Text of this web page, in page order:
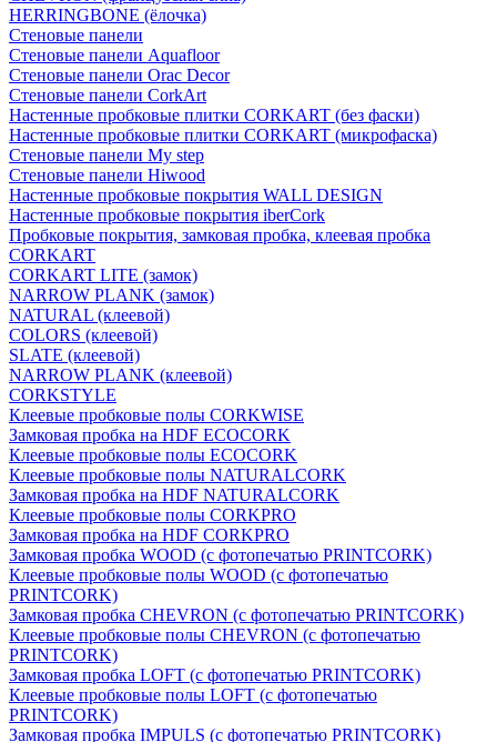
HERRINGBONE (ёлочка)
Стеновые панели
Стеновые панели Aquafloor
Стеновые панели Orac Decor
Стеновые панели CorkArt
Настенные пробковые плитки CORKART (без фаски)
Настенные пробковые плитки CORKART (микрофаска)
Стеновые панели My step
Стеновые панели Hiwood
Настенные пробковые покрытия WALL DESIGN
Настенные пробковые покрытия iberCork
Пробковые покрытия, замковая пробка, клеевая пробка
CORKART
CORKART LITE (замок)
NARROW PLANK (замок)
NATURAL (клеевой)
COLORS (клеевой)
SLATE (клеевой)
NARROW PLANK (клеевой)
CORKSTYLE
Клеевые пробковые полы CORKWISE
Замковая пробка на HDF ECOCORK
Клеевые пробковые полы ECOCORK
Клеевые пробковые полы NATURALCORK
Замковая пробка на HDF NATURALCORK
Клеевые пробковые полы CORKPRO
Замковая пробка на HDF CORKPRO
Замковая пробка WOOD (с фотопечатью PRINTCORK)
Клеевые пробковые полы WOOD (с фотопечатью
PRINTCORK)
Замковая пробка CHEVRON (с фотопечатью PRINTCORK)
Клеевые пробковые полы CHEVRON (с фотопечатью
PRINTCORK)
Замковая пробка LOFT (с фотопечатью PRINTCORK)
Клеевые пробковые полы LOFT (с фотопечатью
PRINTCORK)
Замковая пробка IMPULS (с фотопечатью PRINTCORK)